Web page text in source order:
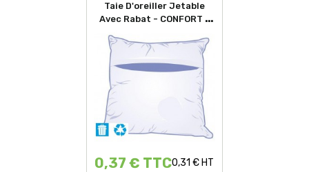
Taie D'oreiller Jetable
Avec Rabat - CONFORT -
0,37 € TTC0,31 € HT